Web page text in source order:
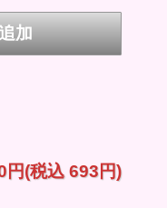
円(税込 693円)